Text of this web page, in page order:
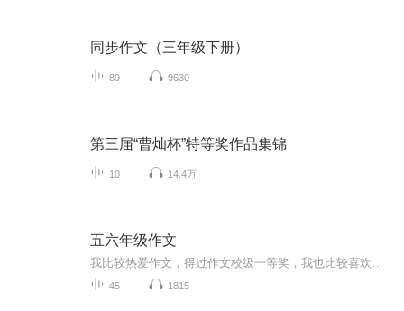
同步作文（三年级下册）
89 9630
第三届“曹灿杯”特等奖作品集锦
10 14.4万
五六年级作文
45 1815